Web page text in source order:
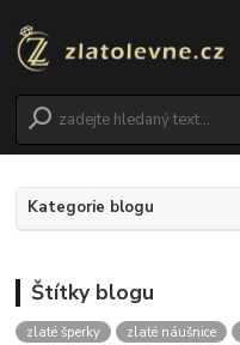
Kategorie blogu
Štítky blogu
zlaté šperky zlaté náušnice